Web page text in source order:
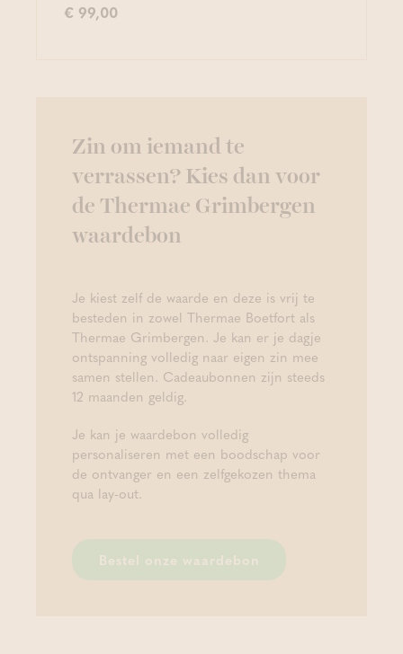
€ 99,00
Zin om iemand te
verrassen? Kies dan voor
de Thermae Grimbergen
waardebon
Je kiest zelf de waarde en deze is vrij te
besteden in zowel Thermae Boetfort als
Thermae Grimbergen. Je kan er je dagje
ontspanning volledig naar eigen zin mee
samen stellen. Cadeaubonnen zijn steeds
12 maanden geldig.
Je kan je waardebon volledig
personaliseren met een boodschap voor
de ontvanger en een zelfgekozen thema
qua lay-out.
Bestel onze waardebon